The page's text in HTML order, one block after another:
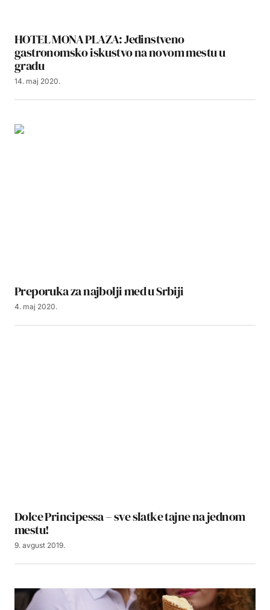
HOTEL MONA PLAZA: Jedinstveno
gastronomsko iskustvo na novom mestu u
gradu
14. maj 2020.
Preporuka za najbolji med u Srbiji
4. maj 2020.
Dolce Principessa – sve slatke tajne na jednom
mestu!
9. avgust 2019.